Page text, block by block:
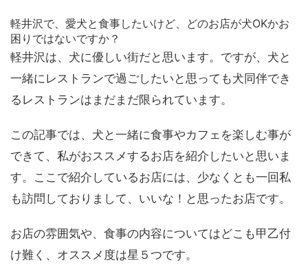
軽井沢で、愛犬と食事したいけど、どのお店が犬OKかお
困りではないですか？
軽井沢は、犬に優しい街だと思います。ですが、犬と
一緒にレストランで過ごしたいと思っても犬同伴でき
るレストランはまだまだ限られています。
この記事では、犬と一緒に食事やカフェを楽しむ事が
できて、私がおススメするお店を紹介したいと思いま
す。ここで紹介しているお店には、少なくとも一回私
も訪問しておりまして、いいな！と思ったお店です。
お店の雰囲気や、食事の内容についてはどこも甲乙付
け難く、オススメ度は星５つです。